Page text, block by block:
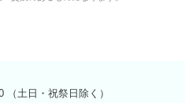
（土日・祝祭日除く）